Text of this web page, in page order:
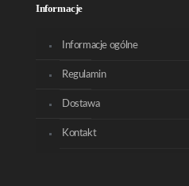
Informacje
Informacje ogólne
Regulamin
Dostawa
Kontakt